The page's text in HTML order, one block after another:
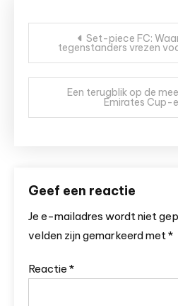
Bericht
navigatie
Set-piece FC:
tegenstanders vrezen
Een terugblik op de
Emirates Cup-
Geef een reactie
Je e-mailadres wordt niet
velden zijn gemarkeerd met*
Reactie *